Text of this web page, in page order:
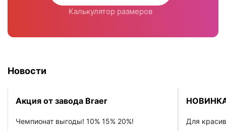
Калькулятор размеров
Новости
Акция от завода Braer
Чемпионат выгоды! 10% 15% 20%! Для